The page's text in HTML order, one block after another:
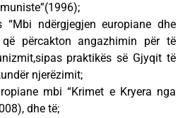
ndërgjegjen europiane dhe
që përcakton angazhimin për të
praktikës së Gjyqit të
njerëzimit;
mbi “Krimet e Kryera nga
dhe të;